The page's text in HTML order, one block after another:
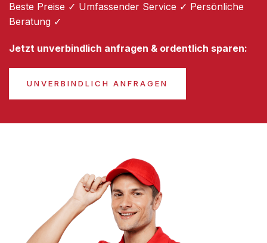
Beste Preise ✓ Umfassender Service ✓ Persönliche
Beratung ✓
Jetzt unverbindlich anfragen & ordentlich sparen:
UNVERBINDLICH ANFRAGEN